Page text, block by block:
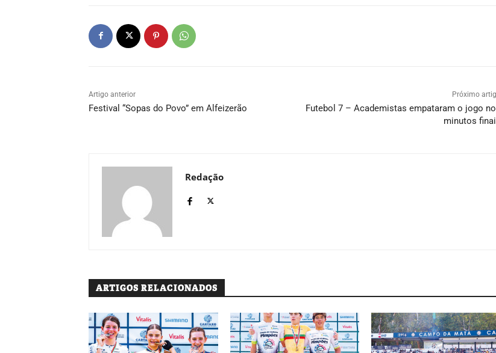
Artigo anterior
Festival “Sopas do Povo” em Alfeizerão
Próximo
Futebol 7 – Academistas empataram o jogo
minutos
Redação
ARTIGOS RELACIONADOS